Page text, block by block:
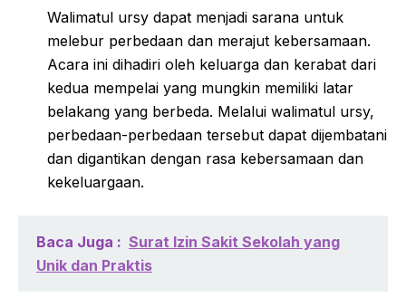
Walimatul ursy dapat menjadi sarana untuk
melebur perbedaan dan merajut kebersamaan.
Acara ini dihadiri oleh keluarga dan kerabat dari
kedua mempelai yang mungkin memiliki latar
belakang yang berbeda. Melalui walimatul ursy,
perbedaan-perbedaan tersebut dapat dijembatani
dan digantikan dengan rasa kebersamaan dan
kekeluargaan.
Baca Juga : Surat Izin Sakit Sekolah yang
Unik dan Praktis